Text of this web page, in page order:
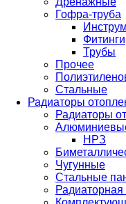
Гофра-труба
Фитинги
Трубы
Прочее
Стальные
Радиаторы
Радиаторы
НРЗ
Чугунные
Стальные